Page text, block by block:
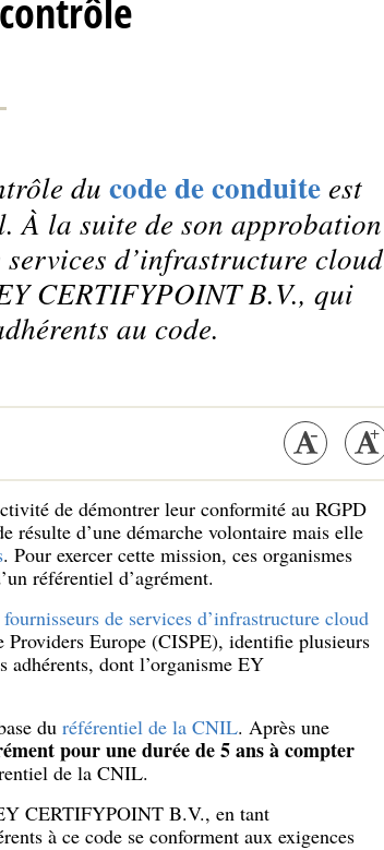
du code de conduiteest
À la suite de son approbation
d’infrastructure cloud
CERTIFYPOINT B.V., qui
au code.
de démontrer leur conformité au RGPD
résulte d’une démarche volontaire mais elle
. Pour exercer cette mission, ces organismes
référentiel d’agrément.
de services d’infrastructure cloud
Europe (CISPE), identifie plusieurs
adhérents, dont l’organisme EY
du référentiel de la CNIL. Après une
pour une durée de 5 ans à compter
de la CNIL.
CERTIFYPOINT B.V., en tant
à ce code se conforment aux exigences